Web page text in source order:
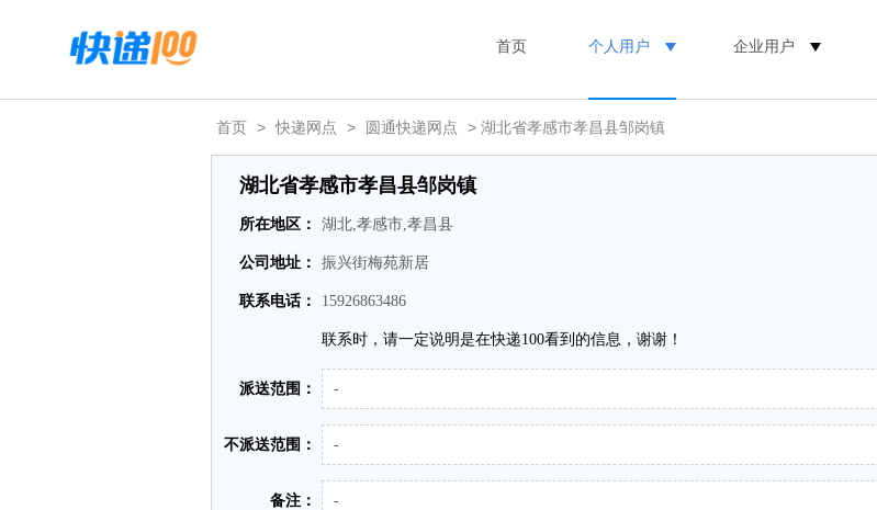
首页 个人用户 企业用户
首页 > 快递网点 > 圆通快递网点 > 湖北省孝感市孝昌县邹岗镇
湖北省孝感市孝昌县邹岗镇
所在地区： 湖北,孝感市,孝昌县
公司地址： 振兴街梅苑新居
联系电话： 15926863486
联系时，请一定说明是在快递100看到的信息，谢谢！
派送范围： -
不派送范围： -
备注： -